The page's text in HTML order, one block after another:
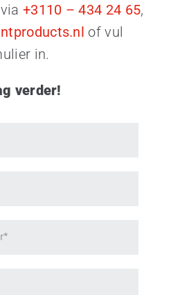
+3110 – 434 24 65,
of vul
in.
verder!